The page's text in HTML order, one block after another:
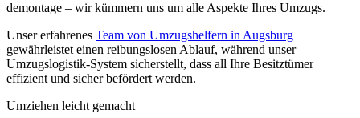
demontage – wir kümmern uns um alle Aspekte Ihres Umzugs.
Unser erfahrenes Team von Umzugshelfern in Augsburg
gewährleistet einen reibungslosen Ablauf, während unser
Umzugslogistik-System sicherstellt, dass all Ihre Besitztümer
effizient und sicher befördert werden.
Umziehen leicht gemacht